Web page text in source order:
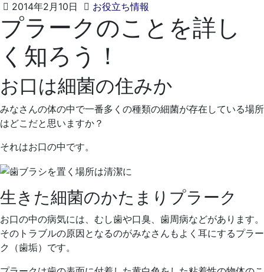
2014年2月10日
お役立ち情報
年
4
れ
も
医
院
プラークのことを詳し
く知ろう！
お口は細菌の住みか
みなさんの体の中で一番多くの種類の細菌が存在している場所
はどこだと思いますか？
それはお口の中です。
生きた細菌のかたまりプラーク
お口の中の病気には、むし歯や口臭、歯周病などがあります。
そのトラブルの原因となるのがみなさんもよく耳にするプラー
ク（歯垢）です。